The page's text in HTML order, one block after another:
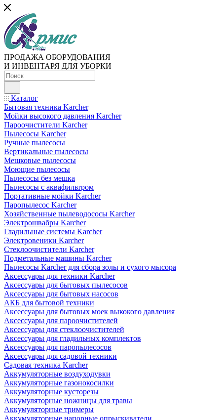
ПРОДАЖА ОБОРУДОВАНИЯ
И ИНВЕНТАРЯ ДЛЯ УБОРКИ
Каталог
Бытовая техника Karcher
Мойки высокого давления Karcher
Пароочистители Karcher
Пылесосы Karcher
Ручные пылесосы
Вертикальные пылесосы
Мешковые пылесосы
Моющие пылесосы
Пылесосы без мешка
Пылесосы с аквафильтром
Портативные мойки Karcher
Паропылесос Karcher
Хозяйственные пылеводососы Karcher
Электрошвабры Karcher
Гладильные системы Karcher
Электровеники Karcher
Стеклоочистители Karcher
Подметальные машины Karcher
Пылесосы Karcher для сбора золы и сухого мысора
Аксессуары для техники Karcher
Аксессуары для бытовых пылесосов
Аксессуары для бытовых насосов
АКБ для бытовой техники
Аксессуары для бытовых моек выкокого давления
Аксессуары для пароочистителей
Аксессуары для стеклоочистителей
Аксессуары для гладильных комплектов
Аксессуары для паропылесосов
Аксессуары для садовой техники
Садовая техника Karcher
Аккумуляторные воздуходувки
Аккумуляторные газонокосилки
Аккумуляторные кусторезы
Аккумуляторные ножницы для травы
Аккумуляторные тримеры
Аккумуляторные напорные опрыскиватели